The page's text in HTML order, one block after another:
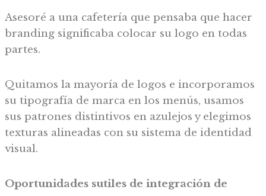
Asesoré a una cafetería que pensaba que hacer
branding significaba colocar su logo en todas
partes.
Quitamos la mayoría de logos e incorporamos
su tipografía de marca en los menús, usamos
sus patrones distintivos en azulejos y elegimos
texturas alineadas con su sistema de identidad
visual.
Oportunidades sutiles de integración de